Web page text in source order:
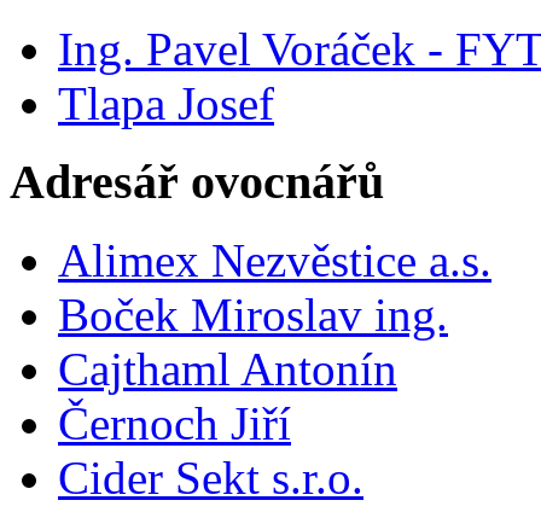
Ing. Pavel Voráček -
Tlapa Josef
Adresář ovocnářů
Alimex Nezvěstice a.s.
Boček Miroslav ing.
Cajthaml Antonín
Černoch Jiří
Cider Sekt s.r.o.